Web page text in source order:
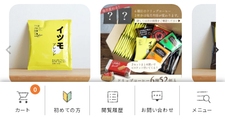
ドリップコーヒー
イツモブレンド 1杯分
ドリップコーヒー 6種お
試し52杯セット
定番ドリップコーヒー5
ドリッ
お茶屋
0